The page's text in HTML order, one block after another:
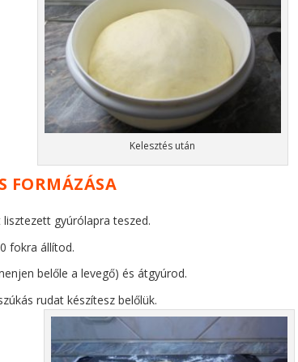
Kelesztés után
FORMÁZÁSA
gyúrólapra teszed.
fokra állítod.
belőle a levegő) és átgyúrod.
rudat készítesz belőlük.